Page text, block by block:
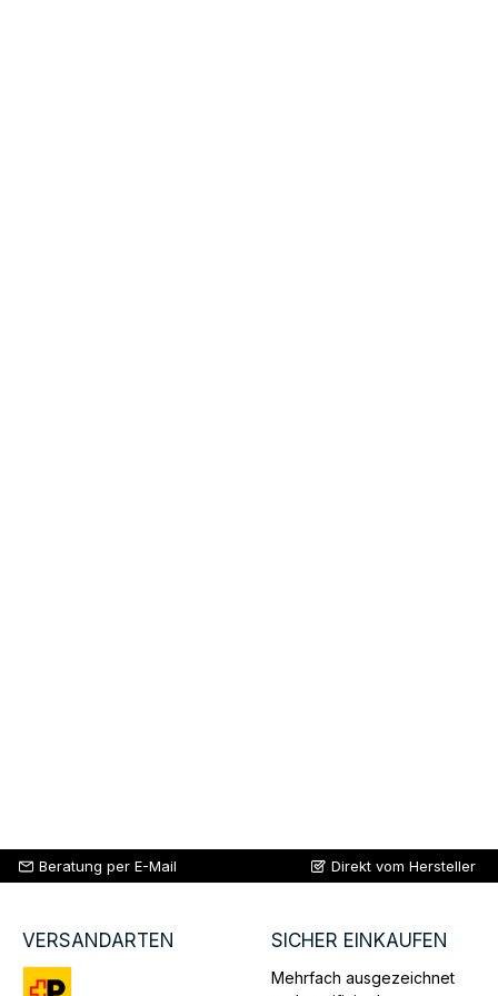
Beratung per E-Mail Direkt vom Hersteller
VERSANDARTEN SICHER EINKAUFEN
Mehrfach ausgezeichnet